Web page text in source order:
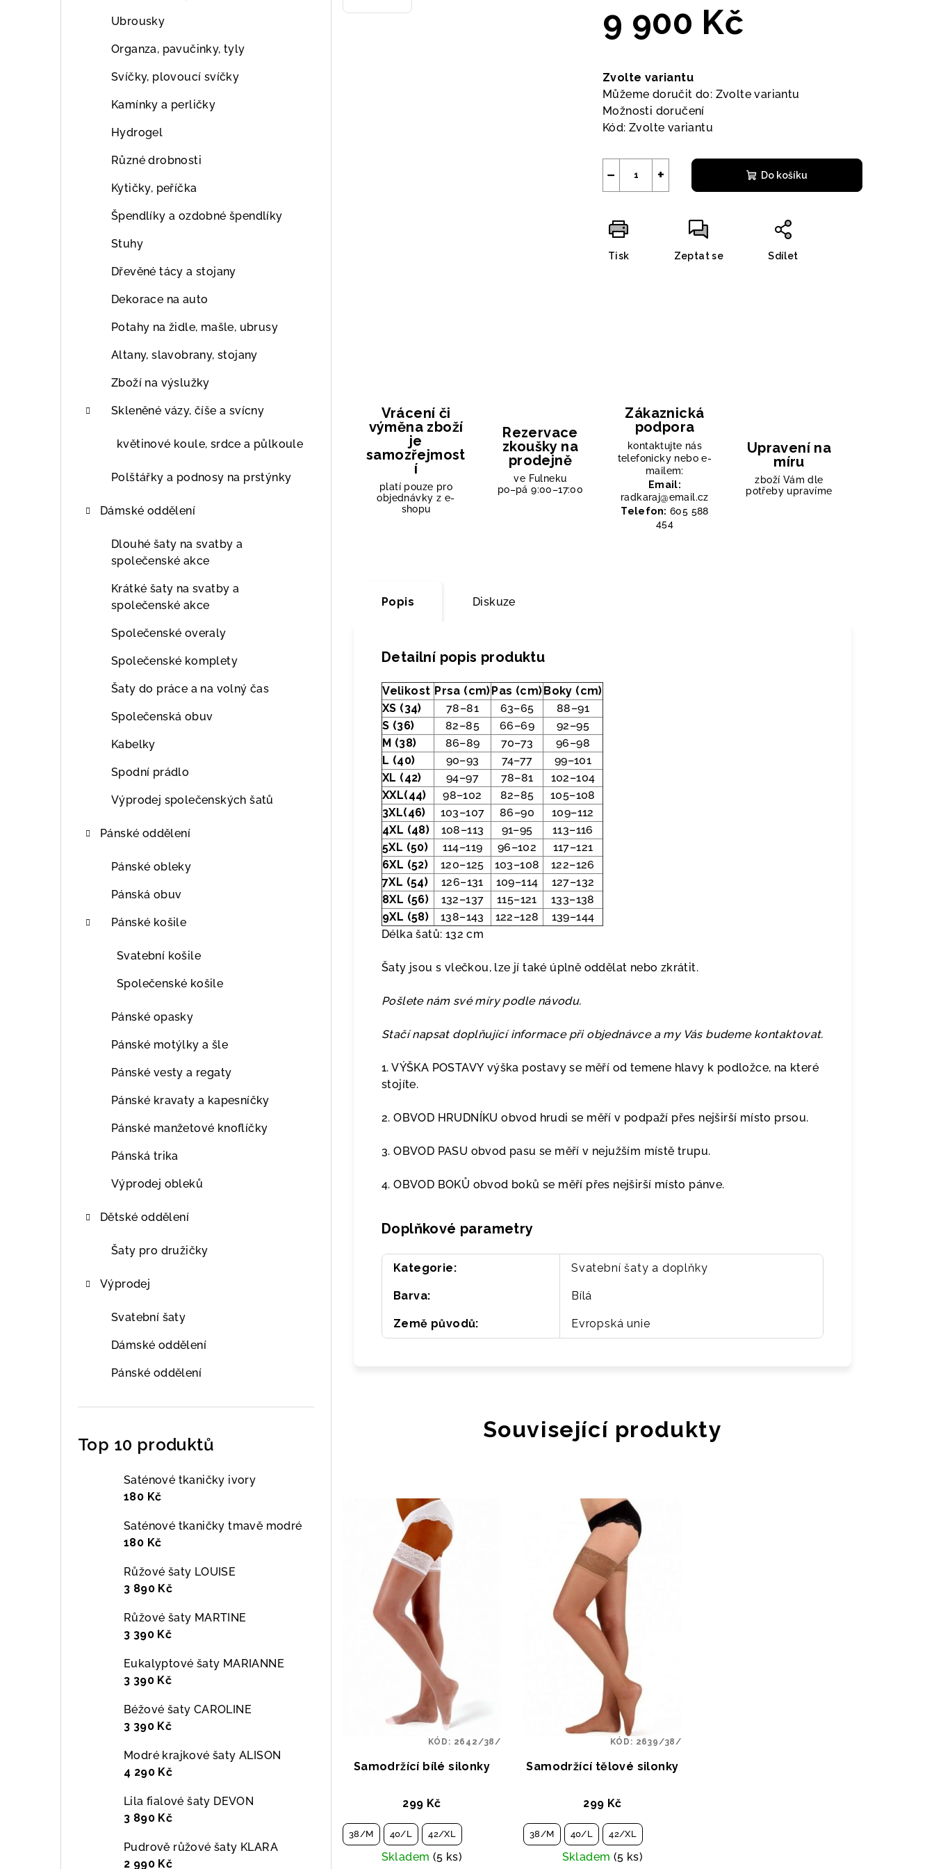
Ubrousky
Organza, pavučinky, tyly
Svíčky, plovoucí svíčky
Kamínky a perličky
Hydrogel
Různé drobnosti
Kytičky, peříčka
Špendlíky a ozdobné špendlíky
Stuhy
Dřevěné tácy a stojany
Dekorace na auto
Potahy na židle, mašle, ubrusy
Altany, slavobrany, stojany
Zboží na výslužky
Skleněné vázy, číše a svícny
květinové koule, srdce a půlkoule
Polštářky a podnosy na prstýnky
Dámské oddělení
Dlouhé šaty na svatby a
společenské akce
Krátké šaty na svatby a
společenské akce
Společenské overaly
Společenské komplety
Šaty do práce a na volný čas
Společenská obuv
Kabelky
Spodní prádlo
Výprodej společenských šatů
Pánské oddělení
Pánské obleky
Pánská obuv
Pánské košile
Svatební košile
Společenské košile
Pánské opasky
Pánské motýlky a šle
Pánské vesty a regaty
Pánské kravaty a kapesníčky
Pánské manžetové knoflíčky
Pánská trika
Výprodej obleků
Dětské oddělení
Šaty pro družičky
Výprodej
Svatební šaty
Dámské oddělení
Pánské oddělení
Top 10 produktů
Saténové tkaničky ivory
180 Kč
Saténové tkaničky tmavě modré
180 Kč
Růžové šaty LOUISE
3 890 Kč
Růžové šaty MARTINE
3 390 Kč
Eukalyptové šaty MARIANNE
3 390 Kč
Béžové šaty CAROLINE
3 390 Kč
Modré krajkové šaty ALISON
4 290 Kč
Lila fialové šaty DEVON
3 890 Kč
Pudrově růžové šaty KLARA
2 990 Kč
9 900 Kč
cena:
Zvolte variantu
Můžeme doručit do: Zvolte variantu
Možnosti doručení
Kód: Zvolte variantu
+
− Do košíku
Tisk Zeptat se Sdílet
Vrácení či
výměna zboží
je
samozřejmost
í
platí pouze pro
objednávky z e-
shopu
Rezervace
zkoušky na
prodejně
ve Fulneku
po–pá 9:00–17:00
Zákaznická
podpora
kontaktujte nás
telefonicky nebo e-
mailem:
Email:
radkaraj@email.cz
Telefon: 605 588
454
Upravení na
míru
zboží Vám dle
potřeby upravíme
Popis Diskuze
Detailní popis produktu
Velikost Prsa (cm) Pas (cm) Boky (cm)
XS (34)
78–81 63–65
88–91
S (36)
82–85 66–69
92–95
M (38)
86–89 70–73
96–98
L (40)
90–93 74–77
99–101
XL (42)
94–97 78–81
102–104
XXL(44)
98–102 82–85
105–108
3XL(46)
103–107 86–90
109–112
4XL (48)
108–113 91–95
113–116
5XL (50)
114–119 96–102
117–121
6XL (52)
120–125 103–108
122–126
7XL (54)
126–131 109–114
127–132
8XL (56)
132–137 115–121
133–138
9XL (58)
138–143 122–128
139–144
Délka šatů: 132 cm
Šaty jsou s vlečkou, lze jí také úplně oddělat nebo zkrátit.
Pošlete nám své míry podle návodu.
Stačí napsat doplňující informace při objednávce a my Vás budeme kontaktovat.
1. VÝŠKA POSTAVY výška postavy se měří od temene hlavy k podložce, na které
stojíte.
2. OBVOD HRUDNÍKU obvod hrudi se měří v podpaží přes nejširší místo prsou.
3. OBVOD PASU obvod pasu se měří v nejužším místě trupu.
4. OBVOD BOKŮ obvod boků se měří přes nejširší místo pánve.
Doplňkové parametry
Kategorie: Svatební šaty a doplňky
Barva: Bílá
Země původů: Evropská unie
Související produkty
Samodržící bílé silonky
299 Kč
38/M 40/L 42/XL
Skladem (5 ks)
KÓD: 2642/38/
Samodržící tělové silonky
299 Kč
38/M 40/L 42/XL
Skladem (5 ks)
KÓD: 2639/38/